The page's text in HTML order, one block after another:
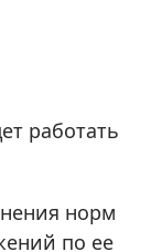
работать
норм
по ее